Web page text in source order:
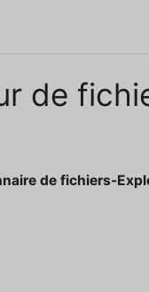
de
de fichiers-